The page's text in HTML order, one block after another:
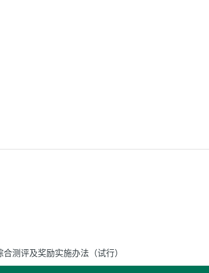
测评及奖励实施办法（试行）